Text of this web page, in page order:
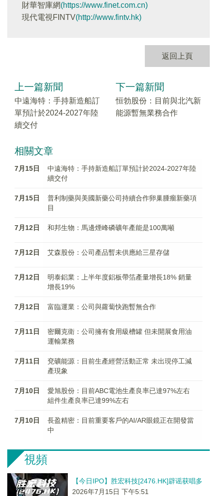
財華智庫網(https://www.finet.com.cn)
現代電視FINTV(http://www.fintv.hk)
返回上頁
上一篇新聞
中遠海特：手持新造船訂
單預計於2024-2027年陸
續交付
下一篇新聞
恒勃股份：目前與北汽新
能源暫無業務合作
相關文章
7月15日
中遠海特：手持新造船訂單預計於2024-2027年陸
續交付
7月15日
普利制藥與美國新藥公司持續合作卵巢腫瘤新藥項
目
7月12日 和邦生物：馬邊煙峰磷礦年產能是100萬噸
7月12日 艾森股份：公司產品暫未供應給三星存儲
7月12日
明泰鋁業：上半年度鋁板帶箔產量增長18% 銷量
增長19%
7月12日 富臨運業：公司與蘿蔔快跑暫無合作
7月11日
密爾克衛：公司擁有食用級槽罐 但未開展食用油
運輸業務
7月11日
兗礦能源：目前生產經營活動正常 未出現停工減
產現象
7月10日
愛旭股份：目前ABC電池生產良率已達97%左右
組件生產良率已達99%左右
7月10日
長盈精密：目前重要客戶的AI/AR眼鏡正在開發當
中
視頻
【今日IPO】胜宏科技[2476.HK]辟谣获唱多
2026年7月15日 下午5:51